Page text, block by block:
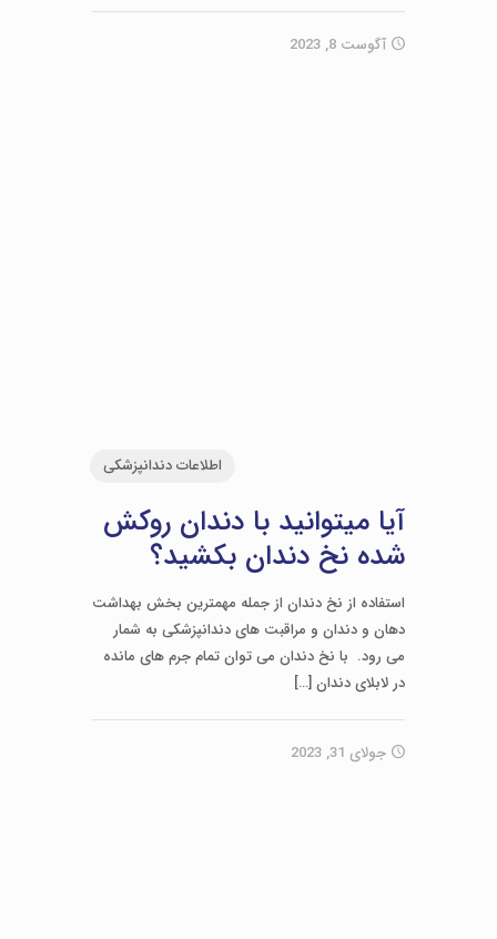
آگوست 8, 2023
اطلاعات دندانپزشکی
آیا میتوانید با دندان روکش
شده نخ دندان بکشید؟
استفاده از نخ دندان از جمله مهمترین بخش بهداشت
دهان و دندان و مراقبت های دندانپزشکی به شمار
می رود. با نخ دندان می توان تمام جرم های مانده
در لابلای دندان[…]
جولای 31, 2023